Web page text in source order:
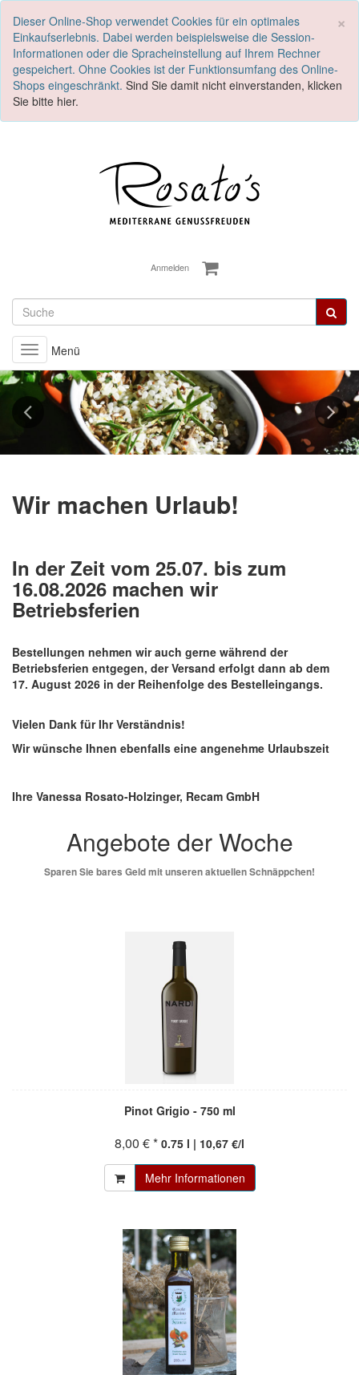
×
Dieser Online-Shop verwendet Cookies für ein optimales
Einkaufserlebnis. Dabei werden beispielsweise die Session-
Informationen oder die Spracheinstellung auf Ihrem Rechner
gespeichert. Ohne Cookies ist der Funktionsumfang des Online-
Shops eingeschränkt. Sind Sie damit nicht einverstanden, klicken
Sie bitte hier.
Anmelden
Toggle
navigation
Menü
Next
Wir machen Urlaub!
In der Zeit vom 25.07. bis zum
16.08.2026 machen wir
Betriebsferien
Bestellungen nehmen wir auch gerne während der
Betriebsferien entgegen, der Versand erfolgt dann ab dem
17. August 2026 in der Reihenfolge des Bestelleingangs.
Vielen Dank für Ihr Verständnis!
Wir wünsche Ihnen ebenfalls eine angenehme Urlaubszeit
Ihre Vanessa Rosato-Holzinger, Recam GmbH
Angebote der Woche
Sparen Sie bares Geld mit unseren aktuellen Schnäppchen!
Pinot Grigio - 750 ml
8,00 € * 0.75 l | 10,67 €/l
Mehr Informationen